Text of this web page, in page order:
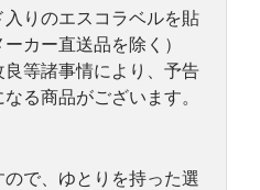
りのエスコラベルを貼
カー直送品を除く）
等諸事情により、予告
る商品がございます。
で、ゆとりを持った選